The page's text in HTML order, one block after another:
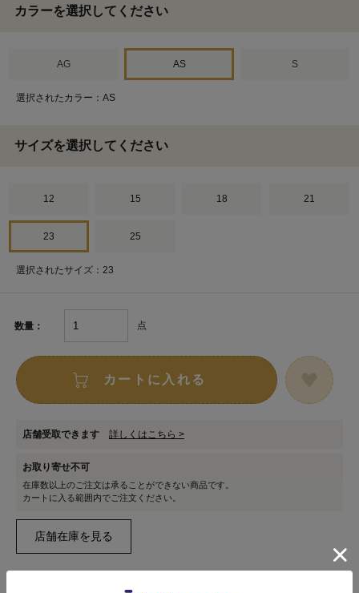
カラーを選択してください
AG AS S
選択されたカラー：AS
サイズを選択してください
12 15 18 21
23 25
選択されたサイズ：23
数量： 点
カートに入れる
店舗受取できます 詳しくはこちら >
お取り寄せ不可
在庫数以上のご注文は承ることができない商品です。
カートに入る範囲内でご注文ください。